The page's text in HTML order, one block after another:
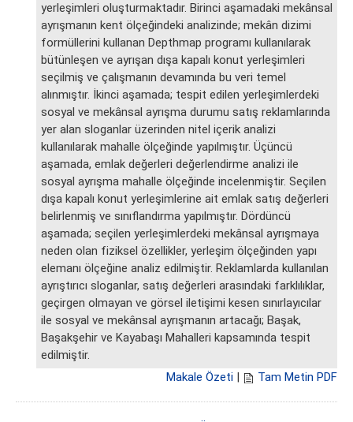
yerleşimleri oluşturmaktadır. Birinci aşamadaki mekânsal
ayrışmanın kent ölçeğindeki analizinde; mekân dizimi
formüllerini kullanan Depthmap programı kullanılarak
bütünleşen ve ayrışan dışa kapalı konut yerleşimleri
seçilmiş ve çalışmanın devamında bu veri temel
alınmıştır. İkinci aşamada; tespit edilen yerleşimlerdeki
sosyal ve mekânsal ayrışma durumu satış reklamlarında
yer alan sloganlar üzerinden nitel içerik analizi
kullanılarak mahalle ölçeğinde yapılmıştır. Üçüncü
aşamada, emlak değerleri değerlendirme analizi ile
sosyal ayrışma mahalle ölçeğinde incelenmiştir. Seçilen
dışa kapalı konut yerleşimlerine ait emlak satış değerleri
belirlenmiş ve sınıflandırma yapılmıştır. Dördüncü
aşamada; seçilen yerleşimlerdeki mekânsal ayrışmaya
neden olan fiziksel özellikler, yerleşim ölçeğinden yapı
elemanı ölçeğine analiz edilmiştir. Reklamlarda kullanılan
ayrıştırıcı sloganlar, satış değerleri arasındaki farklılıklar,
geçirgen olmayan ve görsel iletişimi kesen sınırlayıcılar
ile sosyal ve mekânsal ayrışmanın artacağı; Başak,
Başakşehir ve Kayabaşı Mahalleri kapsamında tespit
edilmiştir.
Makale Özeti
Tam Metin PDF